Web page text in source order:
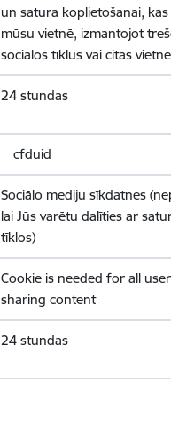
un satura koplietošanai,
mūsu vietnē, izmantojot
sociālos tīklus vai citas
24 stundas
__cfduid
Sociālo mediju sīkdatnes
lai Jūs varētu dalīties ar
tīklos)
Cookie is needed for all
sharing content
24 stundas